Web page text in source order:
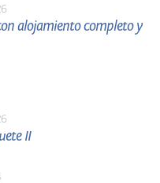
alojamiento completo y
II